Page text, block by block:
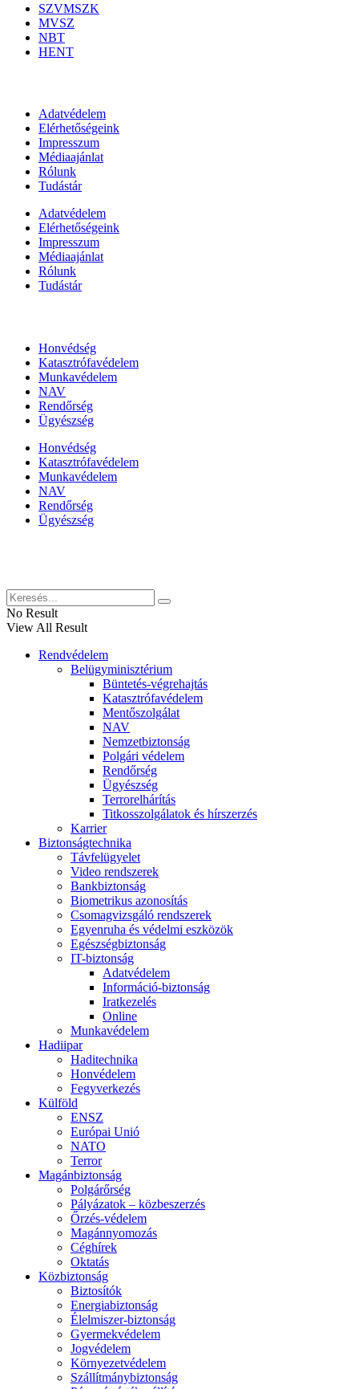
SZVMSZK
MVSZ
NBT
HENT
Adatvédelem
Elérhetőségeink
Impresszum
Médiaajánlat
Rólunk
Tudástár
Adatvédelem
Elérhetőségeink
Impresszum
Médiaajánlat
Rólunk
Tudástár
Honvédség
Katasztrófavédelem
Munkavédelem
NAV
Rendőrség
Ügyészség
Honvédség
Katasztrófavédelem
Munkavédelem
NAV
Rendőrség
Ügyészség
No Result
View All Result
Rendvédelem
Belügyminisztérium
Büntetés-végrehajtás
Katasztrófavédelem
Mentőszolgálat
NAV
Nemzetbiztonság
Polgári védelem
Rendőrség
Ügyészség
Terrorelhárítás
Titkosszolgálatok és hírszerzés
Karrier
Biztonságtechnika
Távfelügyelet
Video rendszerek
Bankbiztonság
Biometrikus azonosítás
Csomagvizsgáló rendszerek
Egyenruha és védelmi eszközök
Egészségbiztonság
IT-biztonság
Adatvédelem
Információ-biztonság
Iratkezelés
Online
Munkavédelem
Hadiipar
Haditechnika
Honvédelem
Fegyverkezés
Külföld
ENSZ
Európai Unió
NATO
Terror
Magánbiztonság
Polgárőrség
Pályázatok – közbeszerzés
Őrzés-védelem
Magánnyomozás
Céghírek
Oktatás
Közbiztonság
Biztosítók
Energiabiztonság
Élelmiszer-biztonság
Gyermekvédelem
Jogvédelem
Környezetvédelem
Szállítmánybiztonság